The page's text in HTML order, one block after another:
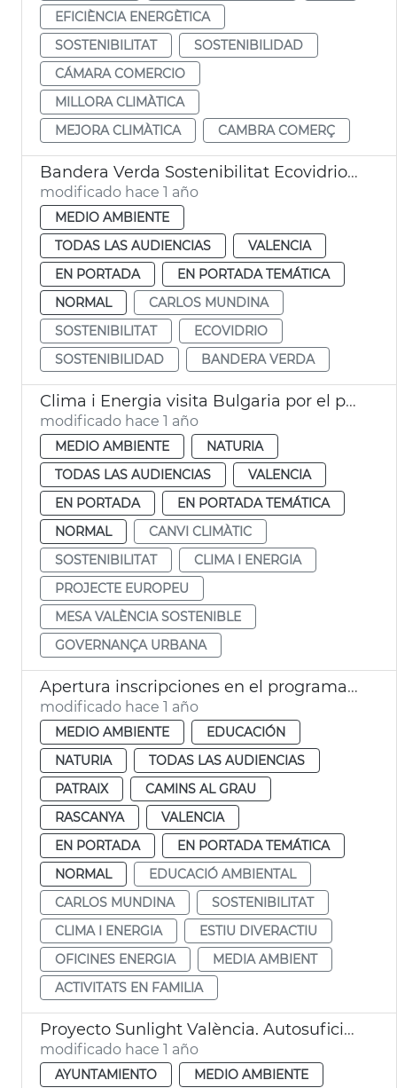
EFICIÈNCIA ENERGÈTICA
SOSTENIBILITAT
SOSTENIBILIDAD
CÁMARA COMERCIO
MILLORA CLIMÀTICA
MEJORA CLIMÀTICA
CAMBRA COMERÇ
Bandera Verda Sostenibilitat Ecovidrio València 2024
modificado hace 1 año
MEDIO AMBIENTE
TODAS LAS AUDIENCIAS
VALENCIA
EN PORTADA
EN PORTADA TEMÁTICA
NORMAL
CARLOS MUNDINA
SOSTENIBILITAT
ECOVIDRIO
SOSTENIBILIDAD
BANDERA VERDA
Clima i Energia visita Bulgaria por el proyecto europeo URBACT
modificado hace 1 año
MEDIO AMBIENTE
NATURIA
TODAS LAS AUDIENCIAS
VALENCIA
EN PORTADA
EN PORTADA TEMÁTICA
NORMAL
CANVI CLIMÀTIC
SOSTENIBILITAT
CLIMA I ENERGIA
PROJECTE EUROPEU
MESA VALÈNCIA SOSTENIBLE
GOVERNANÇA URBANA
Apertura inscripciones en el programa Estiu DiverActiu 2025
modificado hace 1 año
MEDIO AMBIENTE
EDUCACIÓN
NATURIA
TODAS LAS AUDIENCIAS
PATRAIX
CAMINS AL GRAU
RASCANYA
VALENCIA
EN PORTADA
EN PORTADA TEMÁTICA
NORMAL
EDUCACIÓ AMBIENTAL
CARLOS MUNDINA
SOSTENIBILITAT
CLIMA I ENERGIA
ESTIU DIVERACTIU
OFICINES ENERGIA
MEDIA AMBIENT
ACTIVITATS EN FAMILIA
Proyecto Sunlight València. Autosuficiencia energética en El Perellonet
modificado hace 1 año
AYUNTAMIENTO MEDIO AMBIENTE